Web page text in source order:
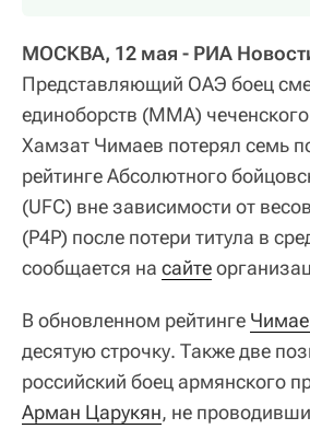
МОСКВА, 12 мая - РИА
Представляющий ОАЭ боец
единоборств (ММА)
Хамзат Чимаев потерял семь
рейтинге Абсолютного
(UFC) вне зависимости от
(P4P) после потери титула в
сообщается на сайте
В обновленном рейтинге
десятую строчку. Также две
российский боец армянского
Арман Царукян, не